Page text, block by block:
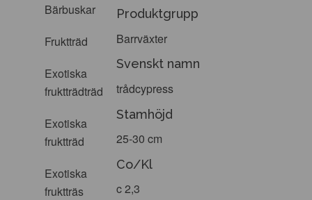
Bärbuskar
Fruktträd
Exotiska
fruktträdträd
Exotiska
fruktträd
Exotiska
fruktträs
Produktgrupp
Barrväxter
Svenskt namn
trådcypress
Stamhöjd
25-30 cm
Co/Kl
c 2,3